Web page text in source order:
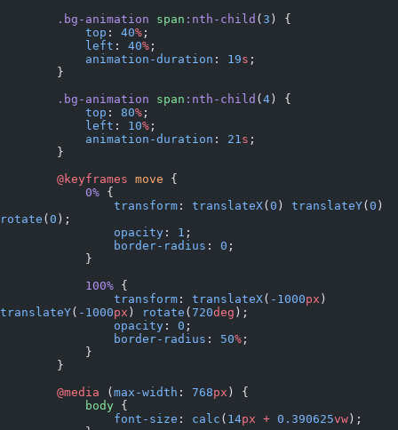
        .bg-animation
span :nth-child (3 ) {
            top
: 40% ;
            left
: 40% ;
            animation-duration
: 19s ;
        }
        .bg-animation
span :nth-child (4) {
            top
: 80% ;
            left
: 10% ;
            animation-duration
: 21 s ;
        }
        @keyframes
move {
            0%
{
                transform
: translateX(0 ) translateY(0
rotate (0 );
                opacity
: 1 ;
                border-radius
: 0 ;
            }
            100%
{
                transform
: translateX( -1000px
translateY( -1000px ) rotate (720deg );
                opacity
: 0 ;
                border-radius
: 50% ;
            }
        }
        @media
(max-width : 768px ) {
            body
{
                font-size
: calc ( 14px + 0.390625vw);